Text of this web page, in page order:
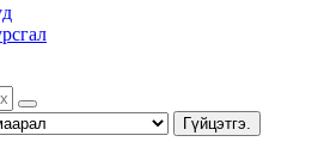
Гүйцэтгэ.